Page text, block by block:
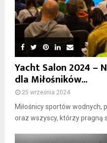
Yacht Salon 2024 –
dla Miłośników...
25 września 2024
Miłośnicy sportów wodnych,
oraz wszyscy, którzy pragną